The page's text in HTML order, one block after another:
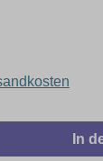
den In